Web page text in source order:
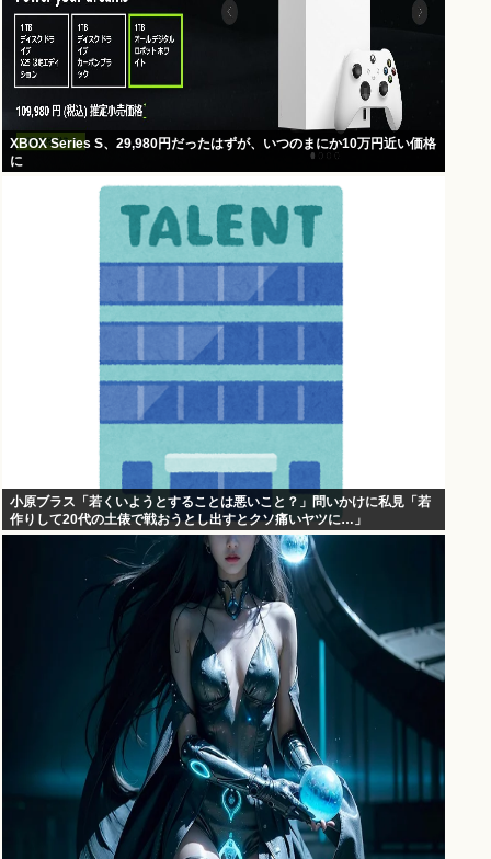
XBOX Series S、29,980円だったはずが、いつのまにか10万円近い価格
に
小原ブラス「若くいようとすることは悪いこと？」問いかけに私見「若
作りして20代の土俵で戦おうとし出すとクソ痛いヤツに…」